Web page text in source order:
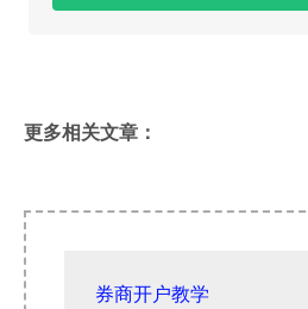
更多相关文章：
券商开户教学